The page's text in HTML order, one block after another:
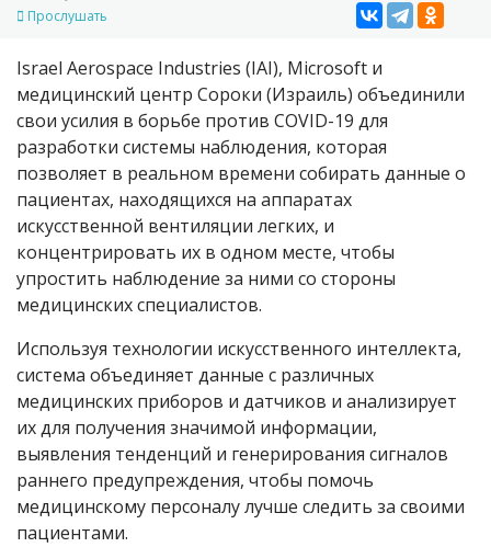
Прослушать
Israel Aerospace Industries (IAI), Microsoft и
медицинский центр Сороки (Израиль) объединили
свои усилия в борьбе против COVID-19 для
разработки системы наблюдения, которая
позволяет в реальном времени собирать данные о
пациентах, находящихся на аппаратах
искусственной вентиляции легких, и
концентрировать их в одном месте, чтобы
упростить наблюдение за ними со стороны
медицинских специалистов.
Используя технологии искусственного интеллекта,
система объединяет данные с различных
медицинских приборов и датчиков и анализирует
их для получения значимой информации,
выявления тенденций и генерирования сигналов
раннего предупреждения, чтобы помочь
медицинскому персоналу лучше следить за своими
пациентами.